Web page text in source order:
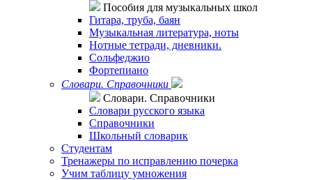
Пособия для музыкальных школ
Гитара, труба, баян
Музыкальная литература, ноты
Нотные тетради, дневники.
Сольфеджио
Фортепиано
Словари. Справочники
Словари. Справочники
Словари русского языка
Справочники
Школьный словарик
Студентам
Тренажеры по исправлению почерка
Учим таблицу умножения